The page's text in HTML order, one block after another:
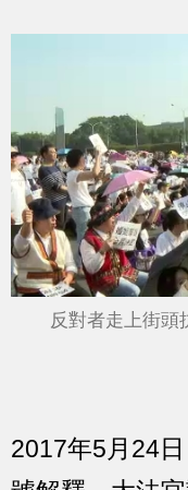
反對者走上街頭
2017年5月24